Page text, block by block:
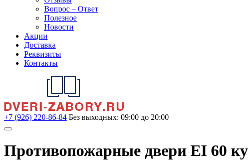
Вопрос – Ответ
Полезное
Новости
Акции
Доставка
Реквизиты
Контакты
+7 (926) 220-86-84 Без выходных: 09:00 до 20:00
Противопожарные двери EI 60